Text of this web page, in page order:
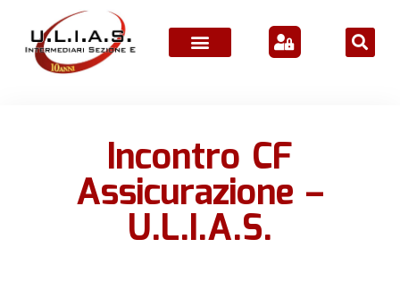
Incontro CF
Assicurazione –
U.L.I.A.S.